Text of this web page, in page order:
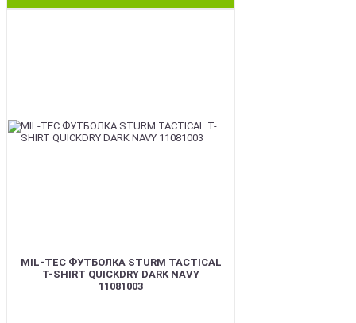
MIL-TEC ФУТБОЛКА STURM TACTICAL
T-SHIRT QUICKDRY DARK NAVY
11081003